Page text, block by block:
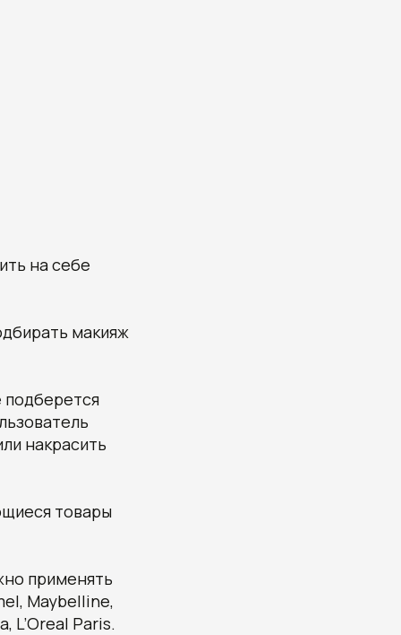
на себе
макияж
подберется
накрасить
товары
применять
Maybelline,
L’Oreal Paris.